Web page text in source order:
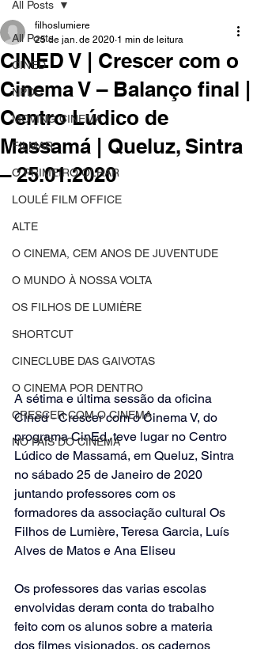
All Posts
CINED
NPDC
MOVING CINEMA
FILMAR
O PRIMEIRO OLHAR
LOULÉ FILM OFFICE
ALTE
O CINEMA, CEM ANOS DE JUVENTUDE
O MUNDO À NOSSA VOLTA
OS FILHOS DE LUMIÈRE
SHORTCUT
CINECLUBE DAS GAIVOTAS
O CINEMA POR DENTRO
CRESCER COM O CINEMA
NO PAÍS DO CINEMA
All Posts
CINED V | Crescer com o
Cinema V – Balanço final |
Centro Lúdico de
Massamá | Queluz, Sintra
– 25.01.2020
filhoslumiere
25 de jan. de 2020 1 min de leitura
A sétima e última sessão da oficina
Cined - Crescer com o Cinema V, do
programa CinEd, teve lugar no Centro
Lúdico de Massamá, em Queluz, Sintra
no sábado 25 de Janeiro de 2020
juntando professores com os
formadores da associação cultural Os
Filhos de Lumière, Teresa Garcia, Luís
Alves de Matos e Ana Eliseu
Os professores das varias escolas
envolvidas deram conta do trabalho
feito com os alunos sobre a materia
dos filmes visionados, os cadernos